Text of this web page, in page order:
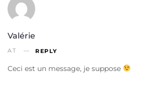
Valérie
AT REPLY
Ceci est un message, je suppose